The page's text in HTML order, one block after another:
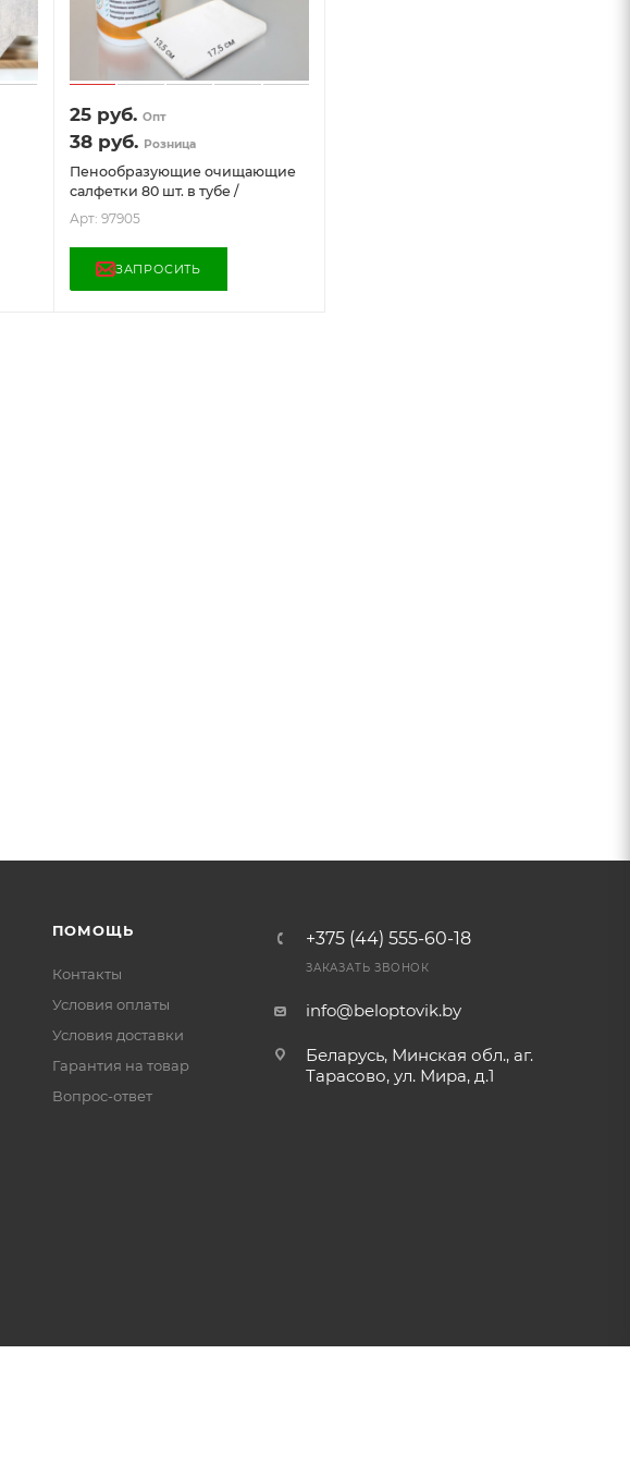
25руб. Опт
38руб. Розница
Пенообразующие очищающие
салфетки 80 шт. в тубе /
Гипоаллергенные (туризм,
забота о близких)
Арт: 97905
ЗАПРОСИТЬ
ПОМОЩЬ
Контакты
Условия оплаты
Условия доставки
Гарантия на товар
Вопрос-ответ
+375 (44) 555-60-18
ЗАКАЗАТЬ ЗВОНОК
info@beloptovik.by
Беларусь, Минская обл., аг.
Тарасово, ул. Мира, д.1